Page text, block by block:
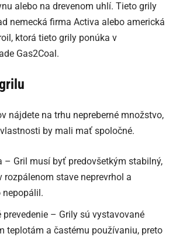
alebo na drevenom uhlí. Tieto grily
nemecká firma Activa alebo americká
ktorá tieto grily ponúka v
Gas2Coal.
nájdete na trhu nepreberné množstvo,
by mali mať spoločné.
– Gril musí byť predovšetkým stabilný,
rozpálenom stave neprevrhol a
nepopálil.
prevedenie – Grily sú vystavované
teplotám a častému používaniu, preto